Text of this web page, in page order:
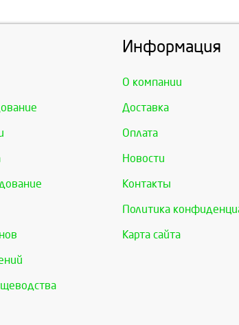
Информация
О компании
Доставка
Оплата
Новости
Контакты
Политика
Карта сайта